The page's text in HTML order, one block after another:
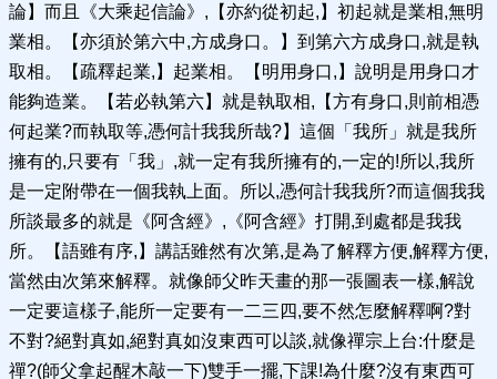
論】而且《大乘起信論》,【亦約從初起,】初起就是業相,無明
業相。【亦須於第六中,方成身口。】到第六方成身口,就是執
取相。【疏釋起業,】起業相。【明用身口,】說明是用身口才
能夠造業。【若必執第六】就是執取相,【方有身口,則前相憑
何起業?而執取等,憑何計我我所哉?】這個「我所」就是我所
擁有的,只要有「我」,就一定有我所擁有的,一定的!所以,我所
是一定附帶在一個我執上面。所以,憑何計我我所?而這個我我
所談最多的就是《阿含經》,《阿含經》打開,到處都是我我
所。【語雖有序,】講話雖然有次第,是為了解釋方便,解釋方便,
當然由次第來解釋。就像師父昨天畫的那一張圖表一樣,解說
一定要這樣子,能所一定要有一二三四,要不然怎麼解釋啊?對
不對?絕對真如,絕對真如沒東西可以談,就像禪宗上台:什麼是
禪?(師父拿起醒木敲一下)雙手一擺,下課!為什麼?沒有東西可